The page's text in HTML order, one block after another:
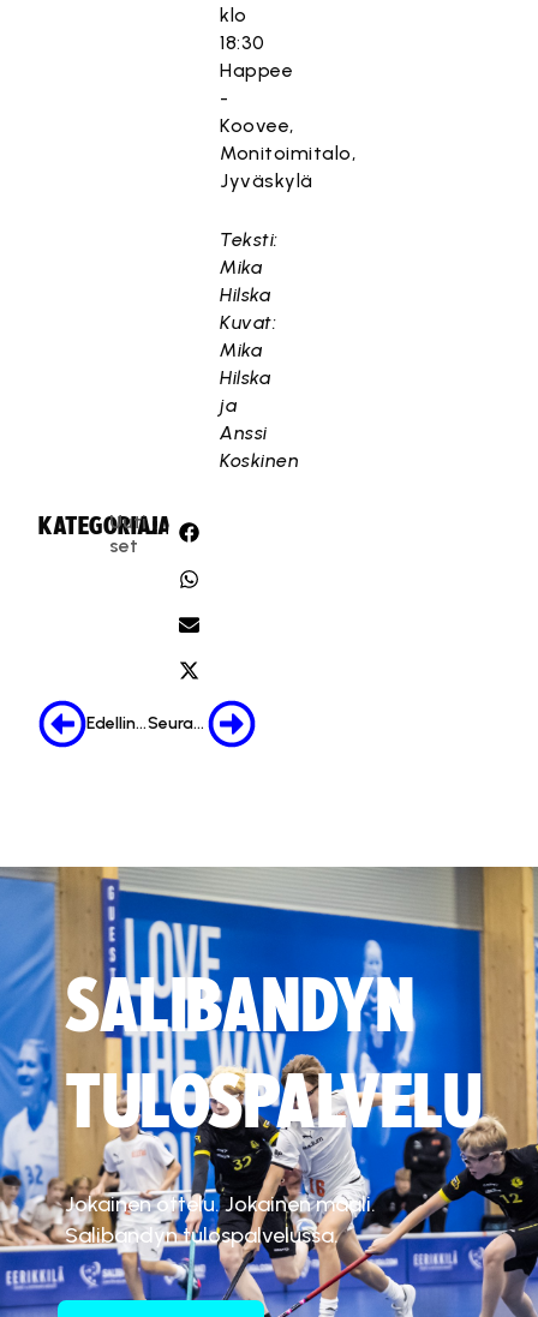
klo
18:30
Happee
-
Koovee,
Monitoimitalo,
Jyväskylä
Teksti:
Mika
Hilska
Kuvat:
Mika
Hilska
ja
Anssi
Koskinen
KATEGORIA:
Uuti
set
JAA:
Edellinen Seuraava
SALIBANDYN
TULOSPALVELU
Jokainen ottelu. Jokainen maali.
Salibandyn tulospalvelussa.